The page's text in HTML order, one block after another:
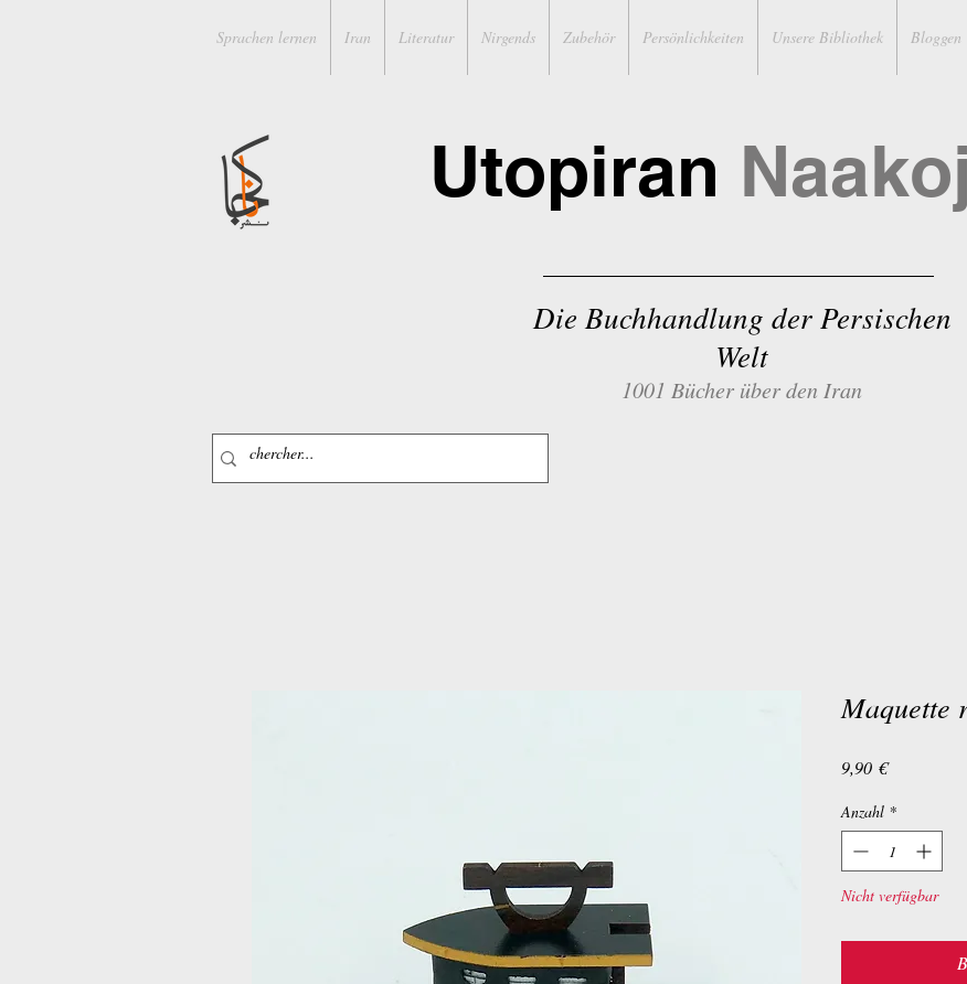
Sprachen lernen Iran Literatur Nirgends Zubehör Persönlichkeiten Unsere Bibliothek Bloggen
Utopiran
Die Buchhandlung der Persischen
Welt
1001 Bücher über den Iran
Maquette
9,90 €Preis
Anzahl *
Nicht verfügbar